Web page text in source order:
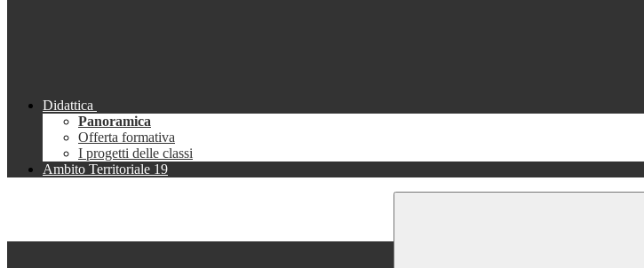
Didattica
Panoramica
Offerta formativa
I progetti delle classi
Ambito Territoriale 19